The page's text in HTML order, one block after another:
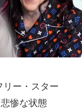
リー・スター
惨な状態